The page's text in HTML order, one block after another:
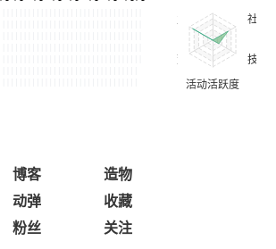
博客
造物
动弹
收藏
粉丝 关注